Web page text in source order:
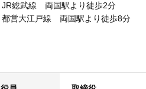
JR総武線 両国駅より徒歩2分
都営大江戸線 両国駅より徒歩8分